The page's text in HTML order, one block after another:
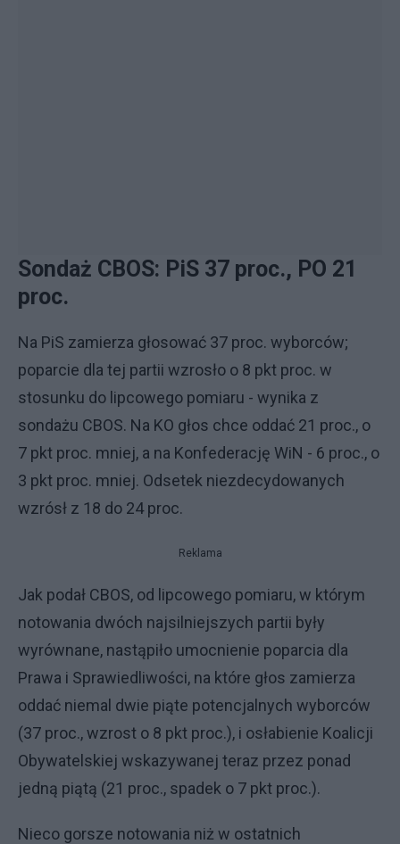
Sondaż CBOS: PiS 37 proc., PO 21
proc.
Na PiS zamierza głosować 37 proc. wyborców;
poparcie dla tej partii wzrosło o 8 pkt proc. w
stosunku do lipcowego pomiaru - wynika z
sondażu CBOS. Na KO głos chce oddać 21 proc., o
7 pkt proc. mniej, a na Konfederację WiN - 6 proc., o
3 pkt proc. mniej. Odsetek niezdecydowanych
wzrósł z 18 do 24 proc.
Reklama
Jak podał CBOS, od lipcowego pomiaru, w którym
notowania dwóch najsilniejszych partii były
wyrównane, nastąpiło umocnienie poparcia dla
Prawa i Sprawiedliwości, na które głos zamierza
oddać niemal dwie piąte potencjalnych wyborców
(37 proc., wzrost o 8 pkt proc.), i osłabienie Koalicji
Obywatelskiej wskazywanej teraz przez ponad
jedną piątą (21 proc., spadek o 7 pkt proc.).
Nieco gorsze notowania niż w ostatnich